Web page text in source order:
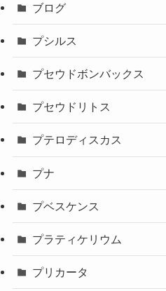
ブログ
プシルス
プセウドボンバックス
プセウドリトス
プテロディスカス
プナ
プベスケンス
プラティケリウム
プリカータ